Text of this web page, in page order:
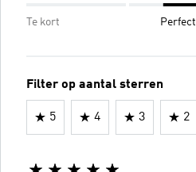
Te kort Perfect
Filter op aantal sterren
5 4 3 2